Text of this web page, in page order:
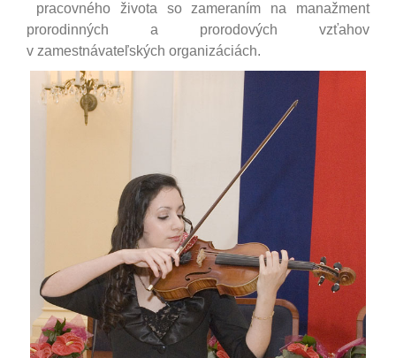
pracovného života so zameraním na manažment
prorodinných a prorodových vzťahov
v zamestnávateľských organizáciách.